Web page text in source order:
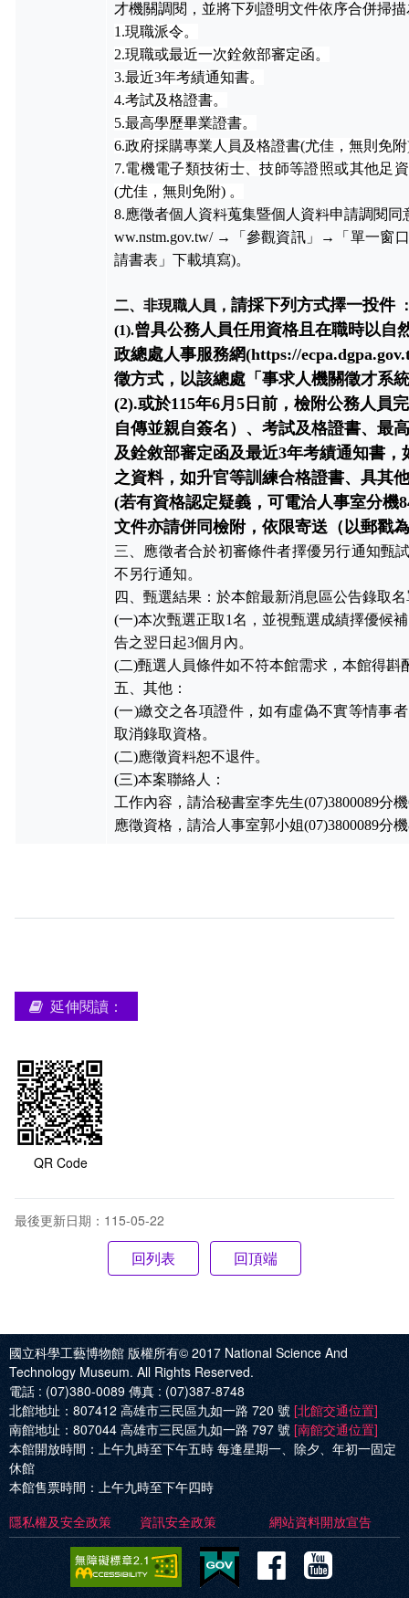
才機關調閱，並將下列證明文件依序合併掃
1.現職派令。
2.現職或最近一次銓敘部審定函。
3.最近3年考績通知書。
4.考試及格證書。
5.最高學歷畢業證書。
6.政府採購專業人員及格證書(尤佳，無則免附
7.電機電子類技術士、技師等證照或其他足
(尤佳，無則免附) 。
8.應徵者個人資料蒐集暨個人資料申請調閱同
ww.nstm.gov.tw/ →
「參觀資訊」 →
「單一窗
請書表」下載填寫)。
二、非現職人員， 請採下列方式擇一投件
(1).曾具公務人員任用資格且在職時以自
政總處人事服務網(https://
徵方式，以該總處「事求人機關徵才系
(2).或於115年6月5日前，檢附公務人員
自傳並親自簽名）、考試及格證書、最
及銓敘部審定函及最近3年考績通知書
之資料，如升官等訓練合格證書、具其
(若有資格認定疑義，可電洽人事室分機
文件亦請併同檢附，依限寄送（以郵戳
三 、應徵者合於初審條件者擇優另行通知甄
不另行通知。
四、甄選結果：於本館最新消息區公告錄取
(一)本次甄選正取1名，並視甄選成績擇優候補
告之翌日起3個月內。
(二)甄選人員條件如不符本館需求，本館得斟
五、其他：
(一)繳交之各項證件，如有虛偽不實等情事
取消錄取資格。
(二)應徵資料恕不退件。
(三)本案聯絡人：
工作內容，請洽秘書室李先生(07)3800089分機
應徵資格，請洽人事室郭小姐(07)3800089分機
延伸閱讀：
QR Code
最後更新日期：115-05-22
回頂端
國立科學工藝博物館 版權所有© 2017 National Science And
Technology Museum. All Rights Reserved.
電話 : (07)380-0089 傳真 : (07)387-8748
北館地址： 807412 高雄市三民區九如一路 720 號 [北館交通位置]
南館地址： 807044 高雄市三民區九如一路 797 號 [南館交通位置]
本館開放時間： 上午九時至下午五時 每逢星期一、除夕、年初一固定
休館
本館售票時間： 上午九時至下午四時
隱私權及安全政策
資訊安全政策 網站資料開放宣告